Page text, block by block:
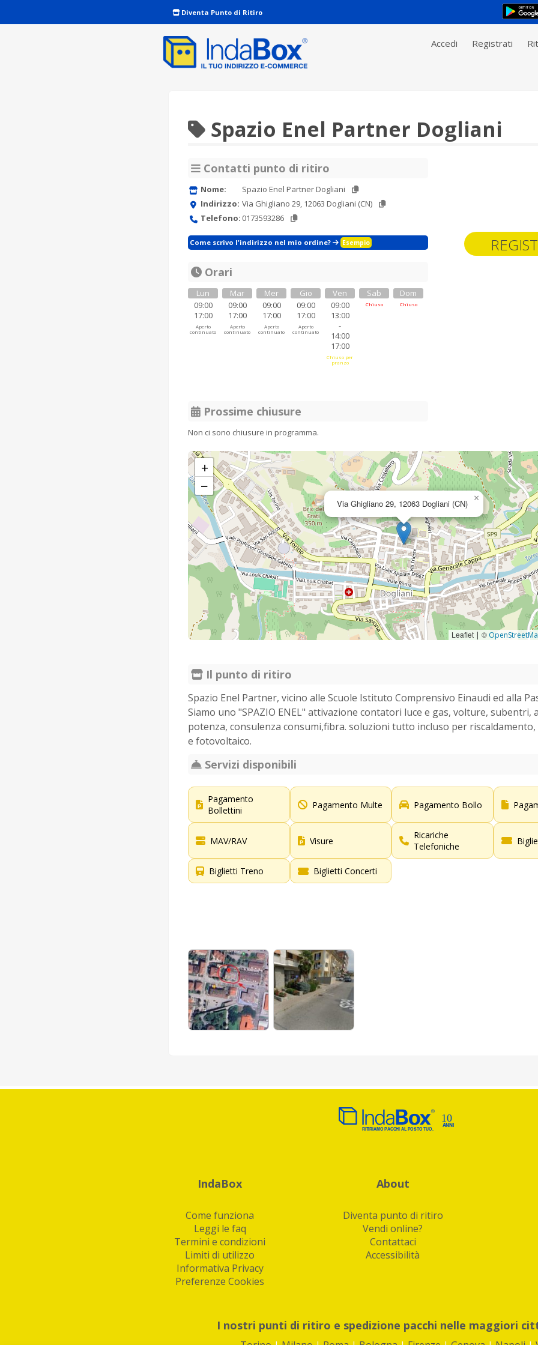
Diventa Punto di Ritiro
Accedi Registrati
Spazio Enel Partner Dogliani
Contatti punto di ritiro
Nome:
Spazio Enel Partner Dogliani
Indirizzo: Via Ghigliano 29, 12063 Dogliani (CN)
Telefono: 0173593286
Come scrivo l'indirizzo nel mio ordine? Esempio
Orari
Lun
09:00
17:00
Aperto
continuato
Mar
09:00
17:00
Aperto
continuato
Mer
09:00
17:00
Aperto
continuato
Gio
09:00
17:00
Aperto
continuato
Ven
09:00
13:00
-
14:00
17:00
Chiuso per
pranzo
Sab
Chiuso
Dom
Chiuso
Prossime chiusure
Non ci sono chiusure in programma.
Via Ghigliano 29, 12063 Dogliani (CN) ×
+
−
Leaflet | ©
Il punto di ritiro
Spazio Enel Partner, vicino alle Scuole Istituto Comprensivo Einaudi ed alla
Siamo uno "SPAZIO ENEL" attivazione contatori luce e gas, volture, subentri,
potenza, consulenza consumi,fibra. soluzioni tutto incluso per
e fotovoltaico.
Servizi disponibili
Pagamento
Bollettini
Pagamento Multe Pagamento Bollo
MAV/RAV Visure
Ricariche
Telefoniche
Biglietti Treno Biglietti Concerti
IndaBox
Come funziona
Leggi le faq
Termini e condizioni
Limiti di utilizzo
Informativa Privacy
Preferenze Cookies
About
Diventa punto di ritiro
Vendi online?
Contattaci
Accessibilità
I nostri punti di ritiro e spedizione pacchi nelle maggiori